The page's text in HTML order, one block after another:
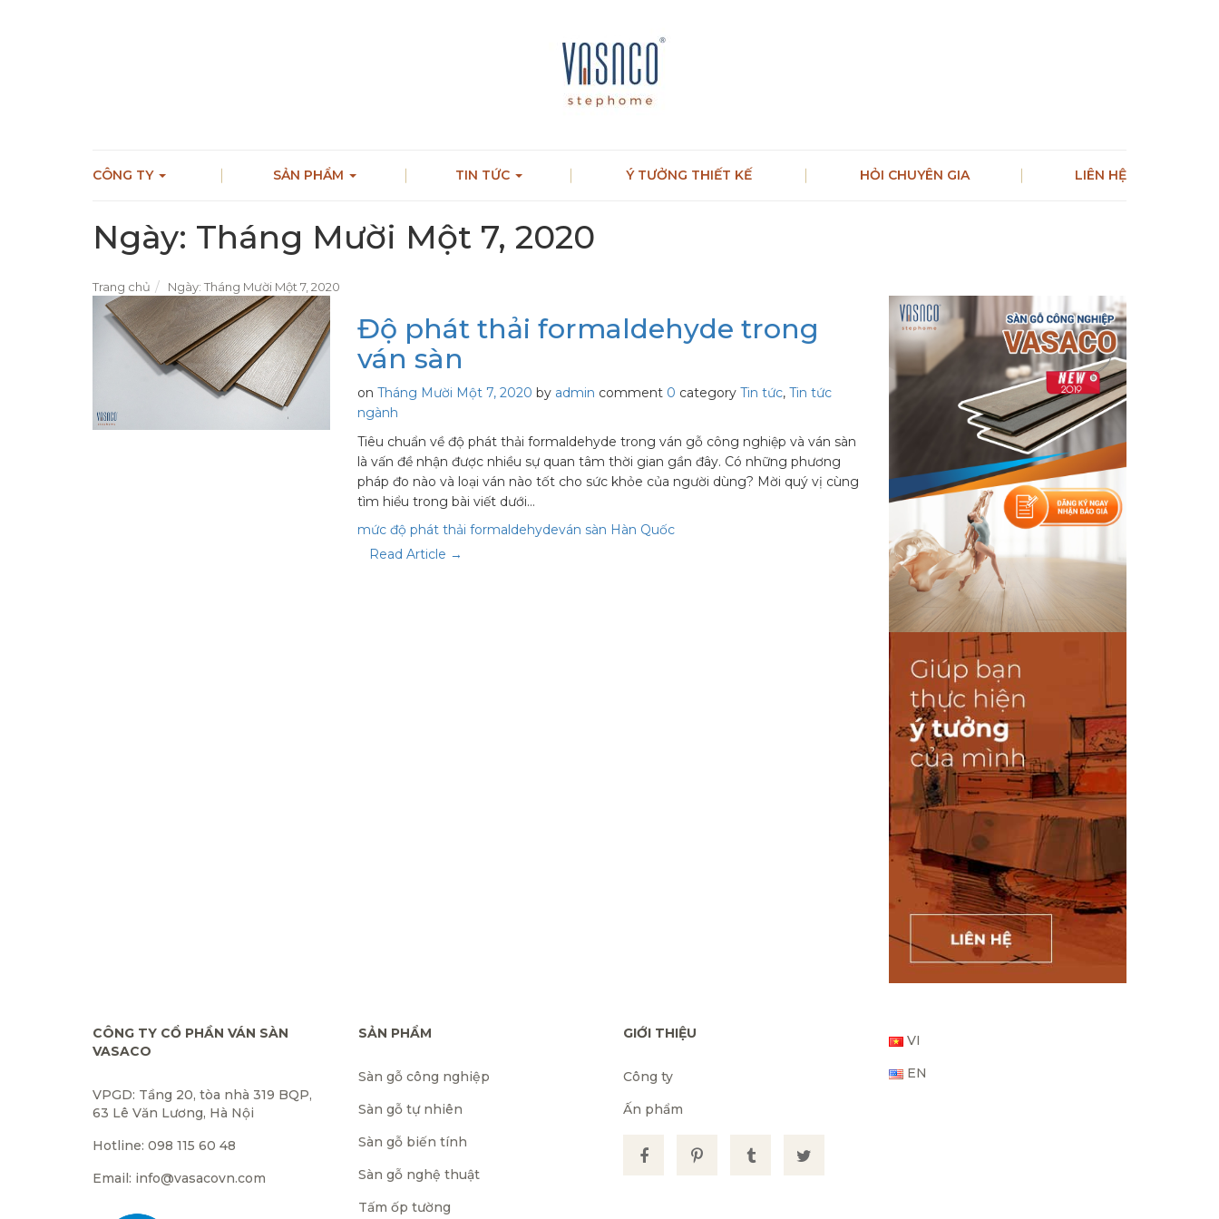
CÔNG TY SẢN PHẨM TIN TỨC Ý TƯỞNG THIẾT KẾ HỎI CHUYÊN GIA LIÊN HỆ
Ngày: Tháng Mười Một 7, 2020
Trang chủ Ngày: Tháng Mười Một 7, 2020
Độ phát thải formaldehyde trong
ván sàn
onTháng Mười Một 7, 2020 by admin comment 0 categoryTin tức,Tin tức
ngành
Tiêu chuẩn về độ phát thải formaldehyde trong ván gỗ công nghiệp và ván sàn
là vấn đề nhận được nhiều sự quan tâm thời gian gần đây. Có những phương
pháp đo nào và loại ván nào tốt cho sức khỏe của người dùng? Mời quý vị cùng
tìm hiểu trong bài viết dưới…
mức độ phát thải formaldehydeván sàn Hàn Quốc
Read Article →
CÔNG TY CỔ PHẦN VÁN SÀN
VASACO
VPGD: Tầng 20, tòa nhà 319 BQP,
63 Lê Văn Lương, Hà Nội
Hotline: 098 115 60 48
Email: info@vasacovn.com
SẢN PHẨM
Sàn gỗ công nghiệp
Sàn gỗ tự nhiên
Sàn gỗ biến tính
Sàn gỗ nghệ thuật
Tấm ốp tường
GIỚI THIỆU
Công ty
Ấn phẩm
VI
EN